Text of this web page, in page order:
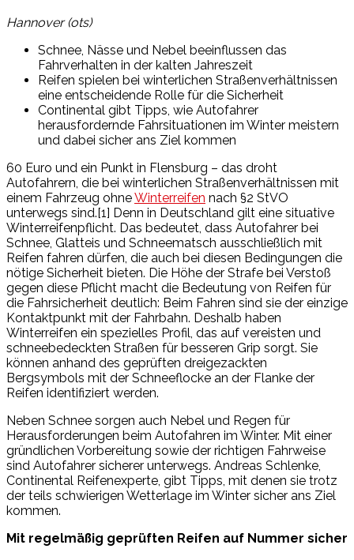
Hannover (ots)
Schnee, Nässe und Nebel beeinflussen das
Fahrverhalten in der kalten Jahreszeit
Reifen spielen bei winterlichen Straßenverhältnissen
eine entscheidende Rolle für die Sicherheit
Continental gibt Tipps, wie Autofahrer
herausfordernde Fahrsituationen im Winter meistern
und dabei sicher ans Ziel kommen
60 Euro und ein Punkt in Flensburg – das droht
Autofahrern, die bei winterlichen Straßenverhältnissen mit
einem Fahrzeug ohneWinterreifen nach §2 StVO
unterwegs sind.[1] Denn in Deutschland gilt eine situative
Winterreifenpflicht. Das bedeutet, dass Autofahrer bei
Schnee, Glatteis und Schneematsch ausschließlich mit
Reifen fahren dürfen, die auch bei diesen Bedingungen die
nötige Sicherheit bieten. Die Höhe der Strafe bei Verstoß
gegen diese Pflicht macht die Bedeutung von Reifen für
die Fahrsicherheit deutlich: Beim Fahren sind sie der einzige
Kontaktpunkt mit der Fahrbahn. Deshalb haben
Winterreifen ein spezielles Profil, das auf vereisten und
schneebedeckten Straßen für besseren Grip sorgt. Sie
können anhand des geprüften dreigezackten
Bergsymbols mit der Schneeflocke an der Flanke der
Reifen identifiziert werden.
Neben Schnee sorgen auch Nebel und Regen für
Herausforderungen beim Autofahren im Winter. Mit einer
gründlichen Vorbereitung sowie der richtigen Fahrweise
sind Autofahrer sicherer unterwegs. Andreas Schlenke,
Continental Reifenexperte, gibt Tipps, mit denen sie trotz
der teils schwierigen Wetterlage im Winter sicher ans Ziel
kommen.
Mit regelmäßig geprüften Reifen auf Nummer sicher